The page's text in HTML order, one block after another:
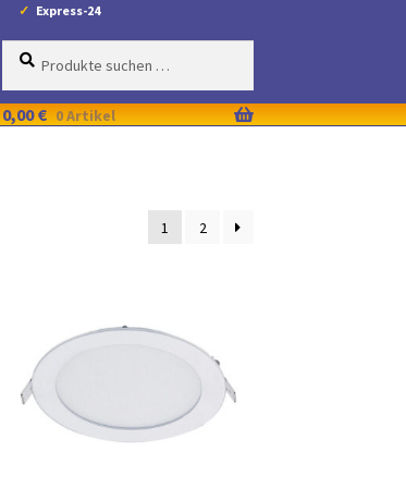
Express-24
Suche
Suchen
0,00€ 0 Artikel
1 2